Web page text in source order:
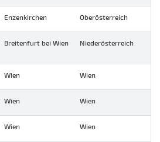
Enzenkirchen Oberösterreich
Breitenfurt bei Wien Niederösterreich
Wien Wien
Wien Wien
Wien Wien